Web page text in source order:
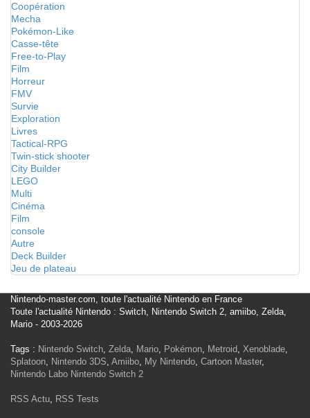
Coopération
Mecha
Pokémon-Like
Casse-tête
Free-to-Play
Film
Horreur
FMV
Survie
Exploration
Livres
Tactical-RPG
Twin-stick shooter
City Builder
LEGO
Multi
Cinéma
Film
console
Autre
Deck Builder
Jeu de plateau
Nintendo-master.com, toute l'actualité Nintendo en France
Toute l'actualité Nintendo : Switch, Nintendo Switch 2, amiibo, Zelda,
Mario - 2003-2026
Tags : Nintendo Switch, Zelda, Mario, Pokémon, Metroid, Xenoblade,
Splatoon, Nintendo 3DS, Amiibo, My Nintendo, Cartoon Master,
Nintendo Labo Nintendo Switch 2
RSS Actu, RSS Tests